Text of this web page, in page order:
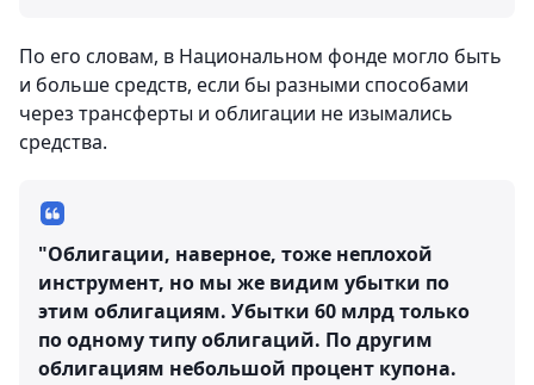
По его словам, в Национальном фонде могло быть
и больше средств, если бы разными способами
через трансферты и облигации не изымались
средства.
"Облигации, наверное, тоже неплохой
инструмент, но мы же видим убытки по
этим облигациям. Убытки 60 млрд только
по одному типу облигаций. По другим
облигациям небольшой процент купона.